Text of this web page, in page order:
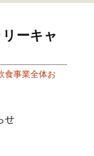
ーキャ
食事業全体お
せ